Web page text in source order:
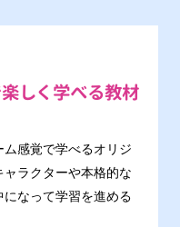
しく学べる教材
感覚で学べるオリジ
ラクターや本格的な
なって学習を進める